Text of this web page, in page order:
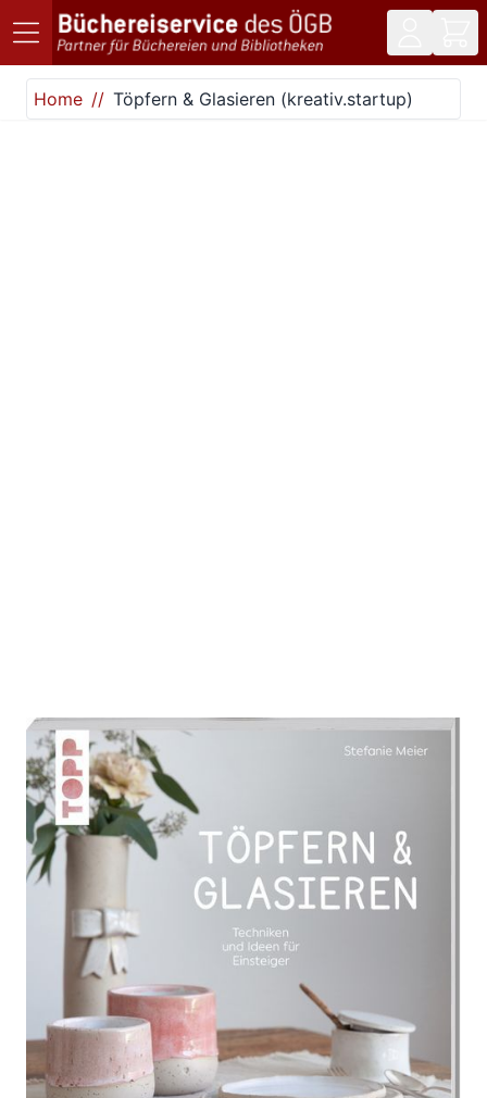
Direkt zum Inhalt
Home
Töpfern & Glasieren (kreativ.startup)
Töpfern & Glasieren
(kreativ.startup)
Zur Wunschliste hinzufügen
Stefanie Meier
Verlag: frechverlag
12.03.2026
64 Seiten
Softcover
ISBN: 978-3-73585415-